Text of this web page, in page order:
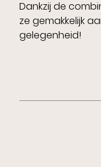
Dankzij de
ze gemakkelijk
gelegenheid!